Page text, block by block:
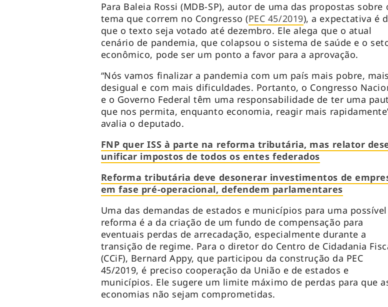
Para Baleia Rossi (MDB-SP), autor de uma das propostas sobre
tema que correm no Congresso (PEC 45/2019), a expectativa é
que o texto seja votado até dezembro. Ele alega que o atual
cenário de pandemia, que colapsou o sistema de saúde e o
econômico, pode ser um ponto a favor para a aprovação.
“Nós vamos finalizar a pandemia com um país mais pobre, mais
desigual e com mais dificuldades. Portanto, o Congresso
e o Governo Federal têm uma responsabilidade de ter uma
que nos permita, enquanto economia, reagir mais
avalia o deputado.
FNP quer ISS à parte na reforma tributária, mas relator
unificar impostos de todos os entes federados
Reforma tributária deve desonerar investimentos de
em fase pré-operacional, defendem parlamentares
Uma das demandas de estados e municípios para uma possível
reforma é a da criação de um fundo de compensação para
eventuais perdas de arrecadação, especialmente durante a
transição de regime. Para o diretor do Centro de Cidadania
(CCiF), Bernard Appy, que participou da construção da PEC
45/2019, é preciso cooperação da União e de estados e
municípios. Ele sugere um limite máximo de perdas para que
economias não sejam comprometidas.